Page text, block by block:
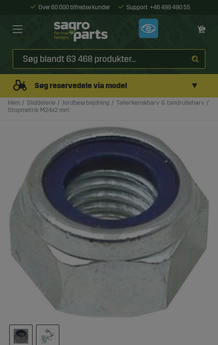
Over 60 000 tilfredse kunder Support +46 499 490 55
Søg reservedele via model ▼
Hem Sliddelene Jordbearbejdning
Tallerkenskharv & tandrulleharv
Stopmøtrik M24x2 mm